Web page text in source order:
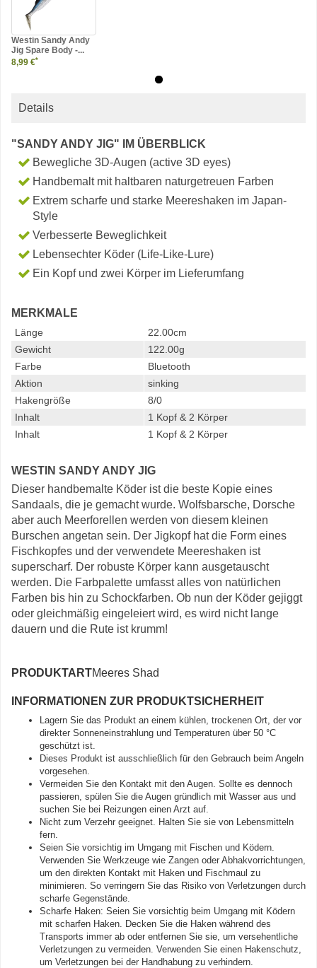
Westin Sandy Andy
Jig Spare Body -...
8,99 €*
Details
"SANDY ANDY JIG" IM ÜBERBLICK
Bewegliche 3D-Augen (active 3D eyes)
Handbemalt mit haltbaren naturgetreuen Farben
Extrem scharfe und starke Meereshaken im Japan-
Style
Verbesserte Beweglichkeit
Lebensechter Köder (Life-Like-Lure)
Ein Kopf und zwei Körper im Lieferumfang
MERKMALE
Länge
22.00cm
Gewicht
122.00g
Farbe
Bluetooth
Aktion
sinking
Hakengröße
8/0
Inhalt
1 Kopf & 2 Körper
Inhalt
1 Kopf & 2 Körper
WESTIN SANDY ANDY JIG
Dieser handbemalte Köder ist die beste Kopie eines
Sandaals, die je gemacht wurde. Wolfsbarsche, Dorsche
aber auch Meerforellen werden von diesem kleinen
Burschen angetan sein. Der Jigkopf hat die Form eines
Fischkopfes und der verwendete Meereshaken ist
superscharf. Der robuste Körper kann ausgetauscht
werden. Die Farbpalette umfasst alles von natürlichen
Farben bis hin zu Schockfarben. Ob nun der Köder gejiggt
oder gleichmäßig eingeleiert wird, es wird nicht lange
dauern und die Rute ist krumm!
PRODUKTARTMeeres Shad
INFORMATIONEN ZUR PRODUKTSICHERHEIT
Lagern Sie das Produkt an einem kühlen, trockenen Ort, der vor
direkter Sonneneinstrahlung und Temperaturen über 50 °C
geschützt ist.
Dieses Produkt ist ausschließlich für den Gebrauch beim Angeln
vorgesehen.
Vermeiden Sie den Kontakt mit den Augen. Sollte es dennoch
passieren, spülen Sie die Augen gründlich mit Wasser aus und
suchen Sie bei Reizungen einen Arzt auf.
Nicht zum Verzehr geeignet. Halten Sie sie von Lebensmitteln
fern.
Seien Sie vorsichtig im Umgang mit Fischen und Ködern.
Verwenden Sie Werkzeuge wie Zangen oder Abhakvorrichtungen,
um den direkten Kontakt mit Haken und Fischmaul zu
minimieren. So verringern Sie das Risiko von Verletzungen durch
scharfe Gegenstände.
Scharfe Haken: Seien Sie vorsichtig beim Umgang mit Ködern
mit scharfen Haken. Decken Sie die Haken während des
Transports immer ab oder entfernen Sie sie, um versehentliche
Verletzungen zu vermeiden. Verwenden Sie einen Hakenschutz,
um Verletzungen bei der Handhabung zu verhindern.